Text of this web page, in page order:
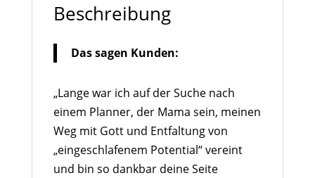
Beschreibung
Das sagen Kunden:
„Lange war ich auf der Suche nach
einem Planner, der Mama sein, meinen
Weg mit Gott und Entfaltung von
„eingeschlafenem Potential“ vereint
und bin so dankbar deine Seite